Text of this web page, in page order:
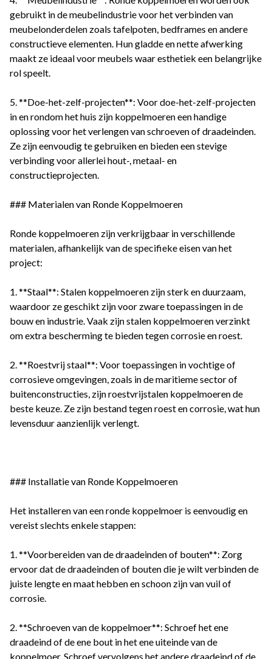
gebruikt in de meubelindustrie voor het verbinden van
meubelonderdelen zoals tafelpoten, bedframes en andere
constructieve elementen. Hun gladde en nette afwerking
maakt ze ideaal voor meubels waar esthetiek een belangrijke
rol speelt.
5. **Doe-het-zelf-projecten**: Voor doe-het-zelf-projecten
in en rondom het huis zijn koppelmoeren een handige
oplossing voor het verlengen van schroeven of draadeinden.
Ze zijn eenvoudig te gebruiken en bieden een stevige
verbinding voor allerlei hout-, metaal- en
constructieprojecten.
### Materialen van Ronde Koppelmoeren
Ronde koppelmoeren zijn verkrijgbaar in verschillende
materialen, afhankelijk van de specifieke eisen van het
project:
1. **Staal**: Stalen koppelmoeren zijn sterk en duurzaam,
waardoor ze geschikt zijn voor zware toepassingen in de
bouw en industrie. Vaak zijn stalen koppelmoeren verzinkt
om extra bescherming te bieden tegen corrosie en roest.
2. **Roestvrij staal**: Voor toepassingen in vochtige of
corrosieve omgevingen, zoals in de maritieme sector of
buitenconstructies, zijn roestvrijstalen koppelmoeren de
beste keuze. Ze zijn bestand tegen roest en corrosie, wat hun
levensduur aanzienlijk verlengt.
### Installatie van Ronde Koppelmoeren
Het installeren van een ronde koppelmoer is eenvoudig en
vereist slechts enkele stappen:
1. **Voorbereiden van de draadeinden of bouten**: Zorg
ervoor dat de draadeinden of bouten die je wilt verbinden de
juiste lengte en maat hebben en schoon zijn van vuil of
corrosie.
2. **Schroeven van de koppelmoer**: Schroef het ene
draadeind of de ene bout in het ene uiteinde van de
koppelmoer. Schroef vervolgens het andere draadeind of de